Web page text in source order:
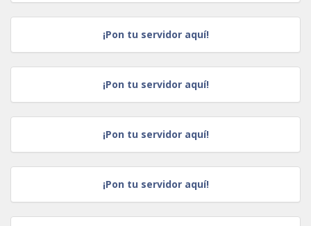
¡Pon tu servidor aquí!
¡Pon tu servidor aquí!
¡Pon tu servidor aquí!
¡Pon tu servidor aquí!